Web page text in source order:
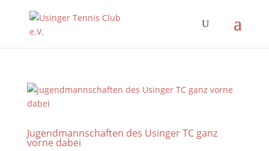
Jugendmannschaften des Usinger TC ganz
vorne dabei